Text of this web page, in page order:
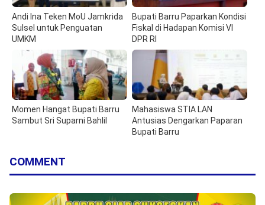
Andi Ina Teken MoU Jamkrida
Sulsel untuk Penguatan
UMKM
Bupati Barru Paparkan Kondisi
Fiskal di Hadapan Komisi VI
DPR RI
Momen Hangat Bupati Barru
Sambut Sri Suparni Bahlil
Mahasiswa STIA LAN
Antusias Dengarkan Paparan
Bupati Barru
COMMENT